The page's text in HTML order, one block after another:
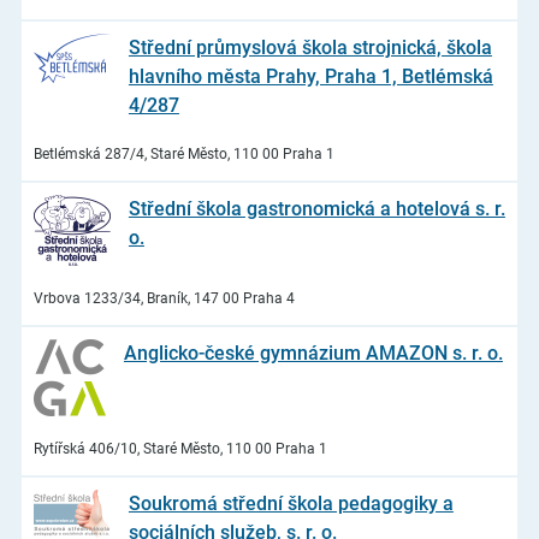
Střední průmyslová škola strojnická, škola
hlavního města Prahy, Praha 1, Betlémská
4/287
Betlémská 287/4, Staré Město, 110 00 Praha 1
Střední škola gastronomická a hotelová s. r.
o.
Vrbova 1233/34, Braník, 147 00 Praha 4
Anglicko-české gymnázium AMAZON s. r. o.
Rytířská 406/10, Staré Město, 110 00 Praha 1
Soukromá střední škola pedagogiky a
sociálních služeb, s. r. o.